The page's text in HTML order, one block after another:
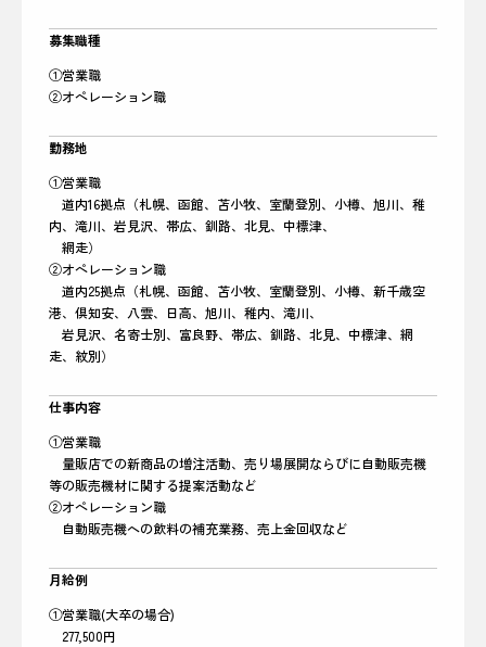
募集職種
①営業職
②オペレーション職
勤務地
①営業職
道内16拠点（札幌、函館、苫小牧、室蘭登別、小樽、旭川、稚
内、滝川、岩見沢、帯広、釧路、北見、中標津、
網走）
②オペレーション職
道内25拠点（札幌、函館、苫小牧、室蘭登別、小樽、新千歳空
港、倶知安、八雲、日高、旭川、稚内、滝川、
岩見沢、名寄士別、富良野、帯広、釧路、北見、中標津、網
走、紋別）
仕事内容
①営業職
量販店での新商品の増注活動、売り場展開ならびに自動販売機
等の販売機材に関する提案活動など
②オペレーション職
自動販売機への飲料の補充業務、売上金回収など
月給例
①営業職(大卒の場合)
277,500円